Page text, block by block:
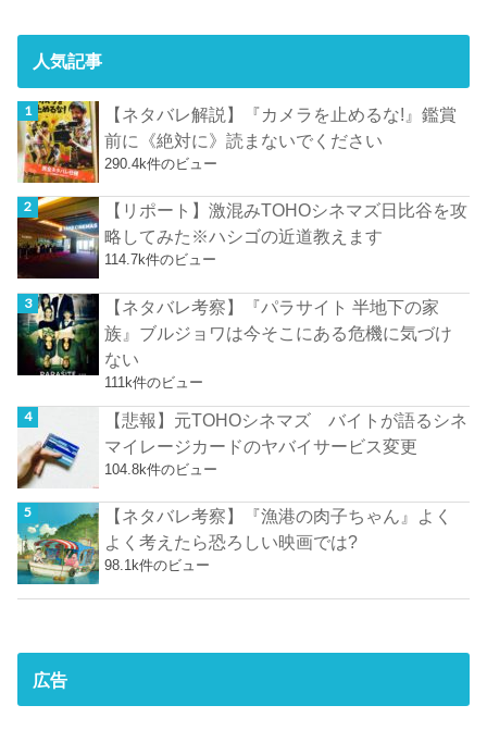
人気記事
【ネタバレ解説】『カメラを止めるな!』鑑賞
前に《絶対に》読まないでください
290.4k件のビュー
【リポート】激混みTOHOシネマズ日比谷を攻
略してみた※ハシゴの近道教えます
114.7k件のビュー
【ネタバレ考察】『パラサイト 半地下の家
族』ブルジョワは今そこにある危機に気づけ
ない
111k件のビュー
【悲報】元TOHOシネマズ バイトが語るシネ
マイレージカードのヤバイサービス変更
104.8k件のビュー
【ネタバレ考察】『漁港の肉子ちゃん』よく
よく考えたら恐ろしい映画では?
98.1k件のビュー
広告